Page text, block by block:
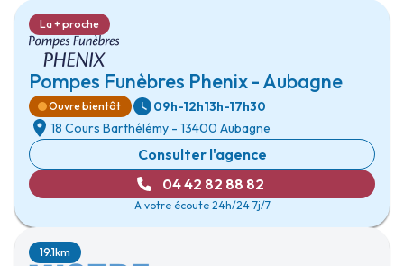
Pompes Funèbres Phenix - Aubagne
La + proche
Ouvre bientôt 09h-12h13h-17h30
18 Cours Barthélémy - 13400 Aubagne
Consulter l'agence
04 42 82 88 82
A votre écoute 24h/24 7j/7
19.1km